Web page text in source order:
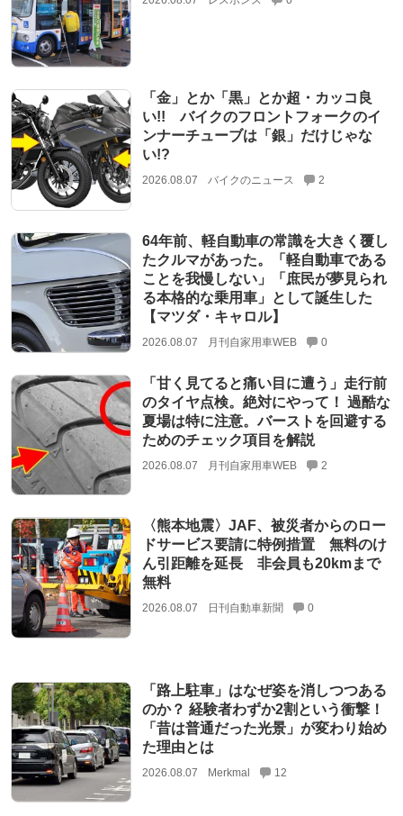
「金」とか「黒」とか超・カッコ良
い!! バイクのフロントフォークのイ
ンナーチューブは「銀」だけじゃな
い!?
2026.08.07 バイクのニュース 2
64年前、軽自動車の常識を大きく覆し
たクルマがあった。「軽自動車である
ことを我慢しない」「庶民が夢見られ
る本格的な乗用車」として誕生した
【マツダ・キャロル】
2026.08.07 月刊自家用車WEB 0
「甘く見てると痛い目に遭う」走行前
のタイヤ点検。絶対にやって！ 過酷な
夏場は特に注意。バーストを回避する
ためのチェック項目を解説
2026.08.07 月刊自家用車WEB 2
〈熊本地震〉JAF、被災者からのロー
ドサービス要請に特例措置 無料のけ
ん引距離を延長 非会員も20kmまで
無料
2026.08.07 日刊自動車新聞 0
「路上駐車」はなぜ姿を消しつつある
のか？ 経験者わずか2割という衝撃！
「昔は普通だった光景」が変わり始め
た理由とは
2026.08.07 Merkmal 12